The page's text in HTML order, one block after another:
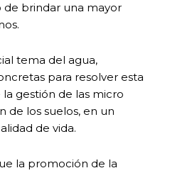
brindar una mayor
tema del agua,
para resolver esta
gestión de las micro
de los suelos, en un
de vida.
la promoción de la